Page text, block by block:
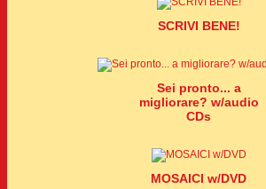
SCRIVI BENE!
Sei pronto... a
migliorare? w/audio
CDs
MOSAICI w/DVD